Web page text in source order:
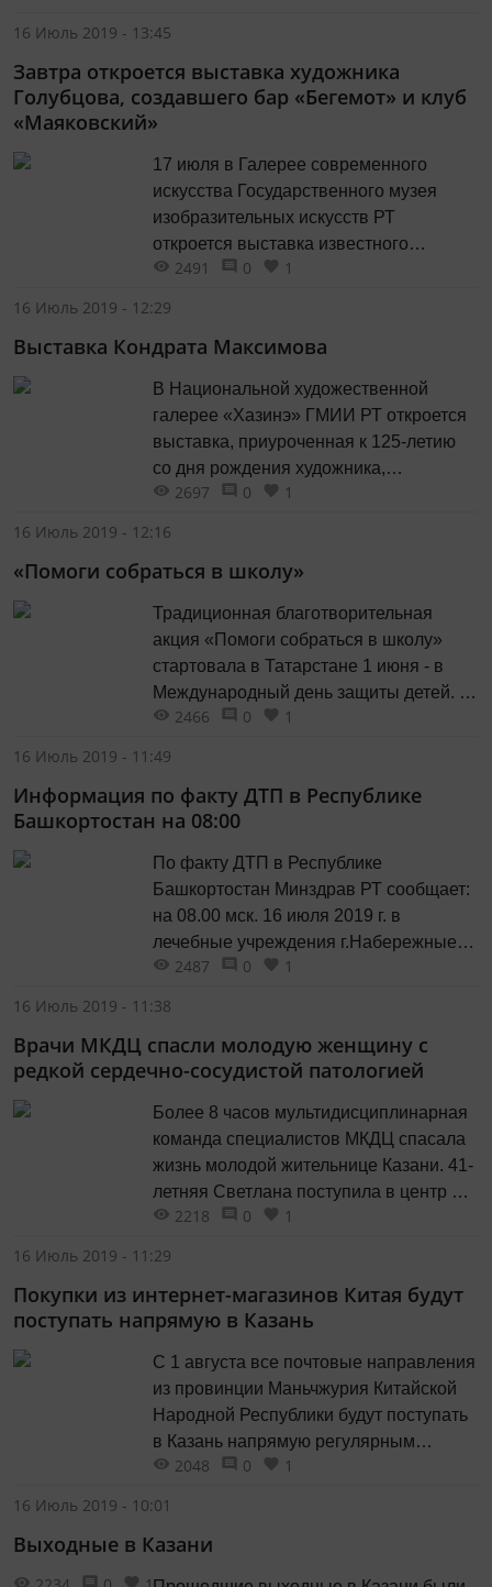
участие в нем уже открыта и продлится
до 22.00 20 июля.
16 Июль 2019 - 13:45
Завтра откроется выставка художника
Голубцова, создавшего бар «Бегемот» и клуб
«Маяковский»
​​​​​​​17 июля в Галерее современного
искусства Государственного музея
изобразительных искусств РТ
откроется выставка известного
казанского художника и дизайнера
ГМИИ РТ.
2491 0
1
16 Июль 2019 - 12:29
Выставка Кондрата Максимова
​​​​​​​В Национальной художественной
галерее «Хазинэ» ГМИИ РТ откроется
выставка, приуроченная к 125-летию
со дня рождения художника,
изобретателя, одного из инициаторов
служба ГМИИ РТ.
2697 0
1
16 Июль 2019 - 12:16
«Помоги собраться в школу»
Традиционная благотворительная
акция «Помоги собраться в школу»
стартовала в Татарстане 1 июня - в
Международный день защиты детей. В
рамках акции в 2019 году в
первоклассников и около 20 тысяч
учащихся со 2 по 11 класс.
2466 0
1
16 Июль 2019 - 11:49
Информация по факту ДТП в Республике
Башкортостан на 08:00
По факту ДТП в Республике
Башкортостан Минздрав РТ сообщает:
на 08.00 мск. 16 июля 2019 г. в
лечебные учреждения г.Набережные
Челны силами наземного транспорта
Челны было доставлено 5
пострадавших.
2487 0
1
16 Июль 2019 - 11:38
Врачи МКДЦ спасли молодую женщину с
редкой сердечно-сосудистой патологией
​​​​​​​Более 8 часов мультидисциплинарная
команда специалистов МКДЦ спасала
жизнь молодой жительнице Казани. 41-
летняя Светлана поступила в центр в
тяжелом состоянии с подозрением на
подтвердила первоначальный диагноз
и выявила сложнейшую и редкую
2218 0
1
16 Июль 2019 - 11:29
Покупки из интернет-магазинов Китая будут
поступать напрямую в Казань
​​​​​​​С 1 августа все почтовые направления
из провинции Маньчжурия Китайской
Народной Республики будут поступать
в Казань напрямую регулярным
поездом, минуя логистический
2048 0
1
16 Июль 2019 - 10:01
Выходные в Казани